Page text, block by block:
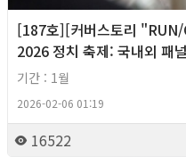
[187호][커버스토리
2026 정치 축제: 국내외 패
기간 : 1월
2026-02-06 01:19
16522